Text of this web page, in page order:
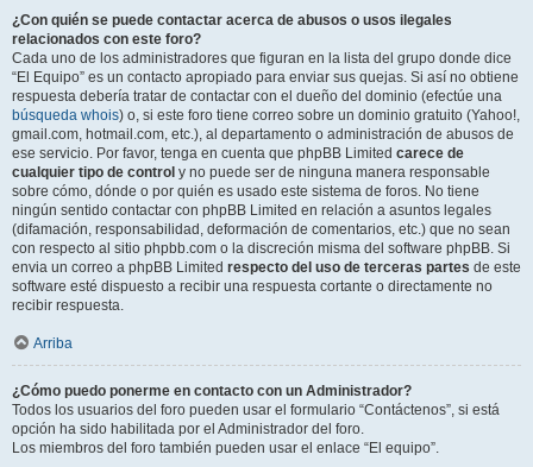
¿Con quién se puede contactar acerca de abusos o usos ilegales
relacionados con este foro?
Cada uno de los administradores que figuran en la lista del grupo donde dice
“El Equipo” es un contacto apropiado para enviar sus quejas. Si así no obtiene
respuesta debería tratar de contactar con el dueño del dominio (efectúe una
búsqueda whois) o, si este foro tiene correo sobre un dominio gratuito (Yahoo!,
gmail.com, hotmail.com, etc.), al departamento o administración de abusos de
ese servicio. Por favor, tenga en cuenta que phpBB Limited carece de
cualquier tipo de control y no puede ser de ninguna manera responsable
sobre cómo, dónde o por quién es usado este sistema de foros. No tiene
ningún sentido contactar con phpBB Limited en relación a asuntos legales
(difamación, responsabilidad, deformación de comentarios, etc.) que no sean
con respecto al sitio phpbb.com o la discreción misma del software phpBB. Si
envia un correo a phpBB Limited respecto del uso de terceras partes de este
software esté dispuesto a recibir una respuesta cortante o directamente no
recibir respuesta.
Arriba
¿Cómo puedo ponerme en contacto con un Administrador?
Todos los usuarios del foro pueden usar el formulario “Contáctenos”, si está
opción ha sido habilitada por el Administrador del foro.
Los miembros del foro también pueden usar el enlace “El equipo”.